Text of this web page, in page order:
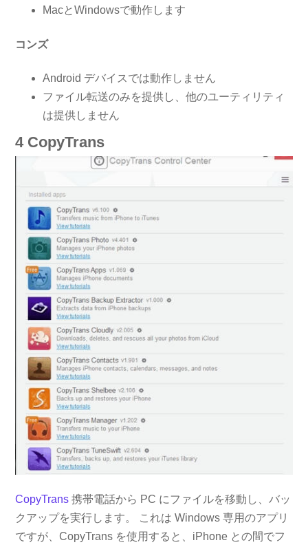
MacとWindowsで動作します
コンズ
Android デバイスでは動作しません
ファイル転送のみを提供し、他のユーティリティ
は提供しません
4 CopyTrans
CopyTrans 携帯電話から PC にファイルを移動し、バッ
クアップを実行します。 これは Windows 専用のアプリ
ですが、CopyTrans を使用すると、iPhone との間でフ